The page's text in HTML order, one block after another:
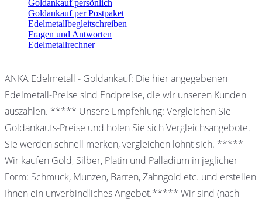
Goldankauf persönlich
Goldankauf per Postpaket
Edelmetallbegleitschreiben
Fragen und Antworten
Edelmetallrechner
ANKA Edelmetall - Goldankauf: Die hier angegebenen
Edelmetall-Preise sind Endpreise, die wir unseren Kunden
auszahlen. ***** Unsere Empfehlung: Vergleichen Sie
Goldankaufs-Preise und holen Sie sich Vergleichsangebote.
Sie werden schnell merken, vergleichen lohnt sich. *****
Wir kaufen Gold, Silber, Platin und Palladium in jeglicher
Form: Schmuck, Münzen, Barren, Zahngold etc. und erstellen
Ihnen ein unverbindliches Angebot.***** Wir sind (nach